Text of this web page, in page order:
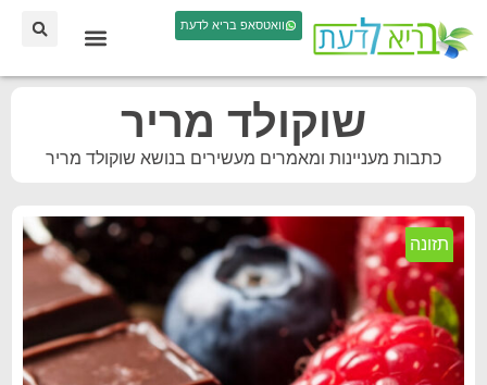
וואטסאפ בריא לדעת
שוקולד מריר
כתבות מעניינות ומאמרים מעשירים בנושא שוקולד מריר
תזונה